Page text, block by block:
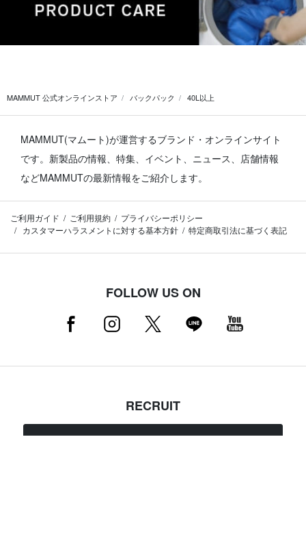
MAMMUT 公式オンラインストア バックパック 40L以上
MAMMUT(マムート)が運営するブランド・オンラインサイト
です。 新製品の情報、特集、イベント、ニュース、店舗情報
などMAMMUTの最新情報をご紹介します。
ご利用ガイド ご利用規約
プライバシーポリシー
カスタマーハラスメントに対する基本方針
特定商取引法に基づく表記
FOLLOW US ON
RECRUIT